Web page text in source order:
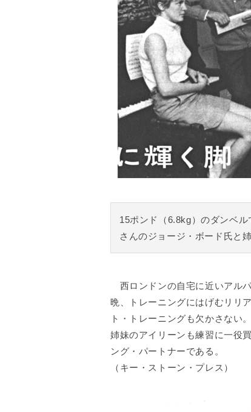
15ポンド（6.8kg）のダンベ
さんのジョージ・ボード氏と
西ロンドンの自宅に近いアル
晩、トレーニングにはげむリリ
ト・トレーニングも欠かさない
姉妹のアイリーンも練習に一役
ング・パートナーである。
（キー・ストーン・プレス）